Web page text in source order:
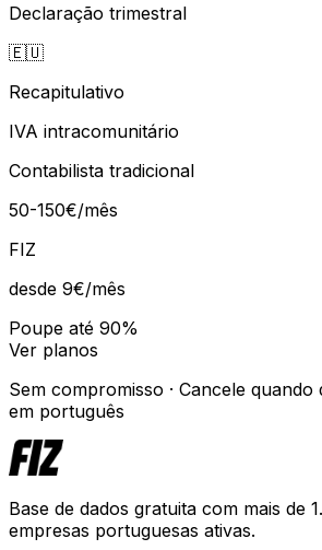
Declaração trimestral
🇪🇺
Recapitulativo
IVA intracomunitário
Contabilista tradicional
50-150€/mês
FIZ
desde 9€/mês
Poupe até 90%
Ver planos
Sem compromisso · Cancele quando
em português
Base de dados gratuita com mais de
empresas portuguesas ativas.